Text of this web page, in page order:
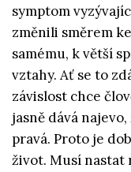
symptom
změnili směrem
samému, k větší
vztahy. Ať se to
závislost chce
jasně dává
pravá. Proto je
život. Musí nastat